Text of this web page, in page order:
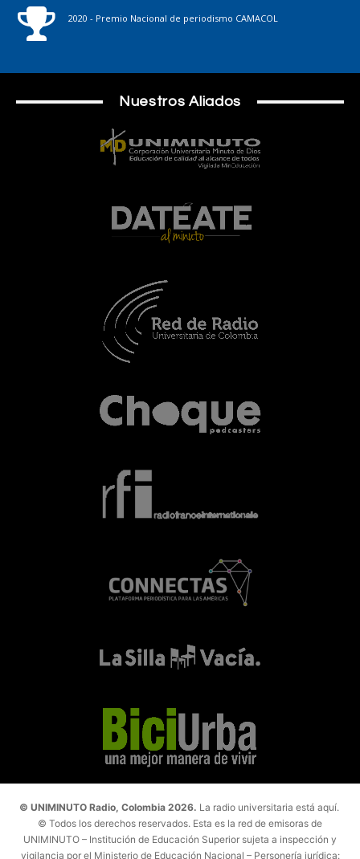
2020 - Premio Nacional de periodismo CAMACOL
Nuestros Aliados
© UNIMINUTO Radio, Colombia 2026. La radio universitaria está aquí.
© Todos los derechos reservados. Esta es la red de emisoras de
UNIMINUTO – Institución de Educación Superior sujeta a inspección y
vigilancia por el Ministerio de Educación Nacional – Personería jurídica: